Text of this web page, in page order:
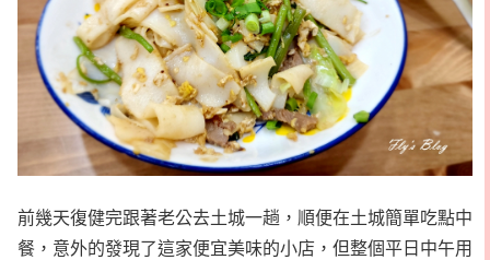
前幾天復健完跟著老公去土城一趟，順便在土城簡單吃點中
餐，意外的發現了這家便宜美味的小店，但整個平日中午用